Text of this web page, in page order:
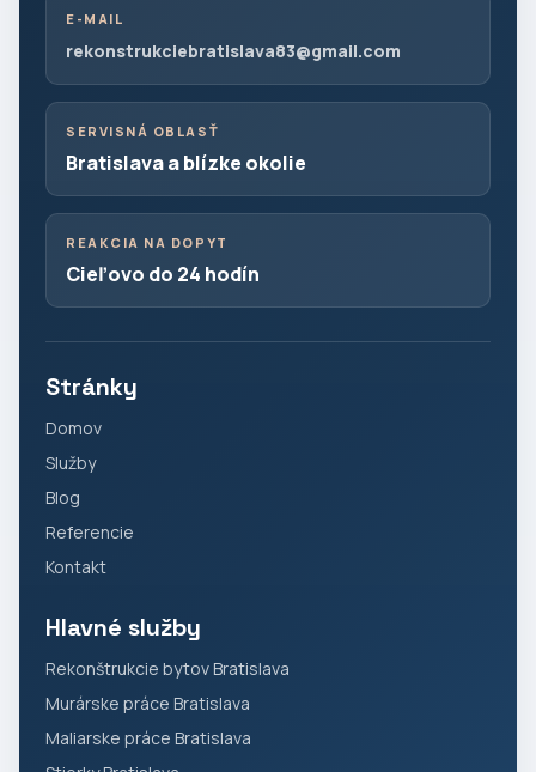
E-MAIL
rekonstrukciebratislava83@gmail.com
SERVISNÁ OBLASŤ
Bratislava a blízke okolie
REAKCIA NA DOPYT
Cieľovo do 24 hodín
Stránky
Domov
Služby
Blog
Referencie
Kontakt
Hlavné služby
Rekonštrukcie bytov Bratislava
Murárske práce Bratislava
Maliarske práce Bratislava